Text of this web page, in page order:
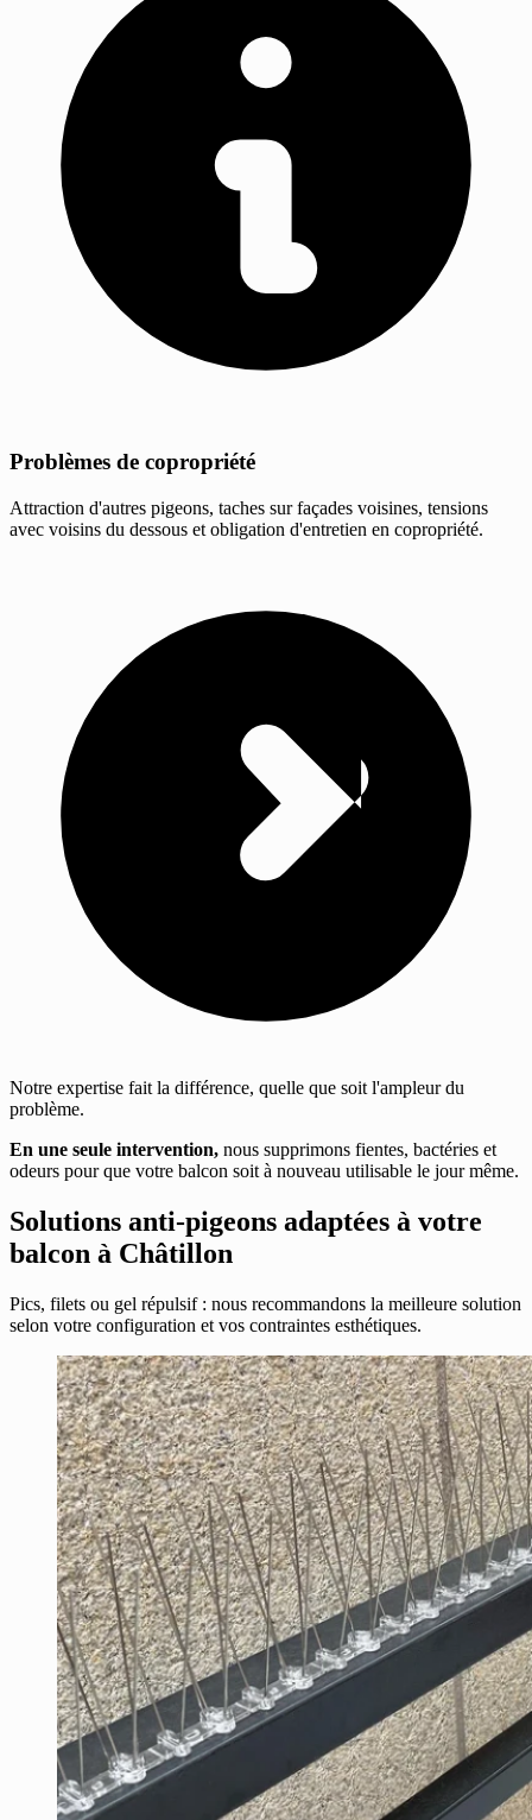
Problèmes de copropriété
Attraction d'autres pigeons, taches sur façades voisines, tensions
avec voisins du dessous et obligation d'entretien en copropriété.
Notre expertise fait la différence, quelle que soit l'ampleur du
problème.
En une seule intervention, nous supprimons fientes, bactéries et
odeurs pour que votre balcon soit à nouveau utilisable le jour même.
Solutions anti-pigeons adaptées à votre
balcon à Châtillon
Pics, filets ou gel répulsif : nous recommandons la meilleure solution
selon votre configuration et vos contraintes esthétiques.